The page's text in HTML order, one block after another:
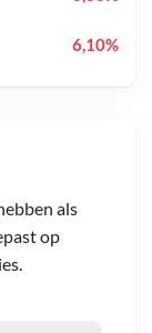
als
op
6,10%